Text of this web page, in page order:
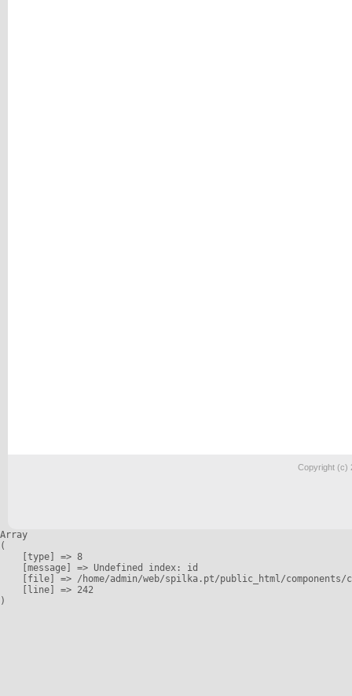
Copyright (c)
Array
(
    [type] => 8
    [message] => Undefined index: id
[file] => /home/admin/web/spilka.pt/public_html/
    [line] => 242